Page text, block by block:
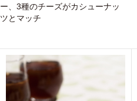
ー、3種のチーズがカシューナッ
ツとマッチ